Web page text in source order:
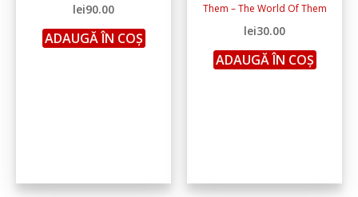
lei90.00
ADAUGĂ ÎN COȘ
Them – The World Of Them
lei30.00
ADAUGĂ ÎN COȘ